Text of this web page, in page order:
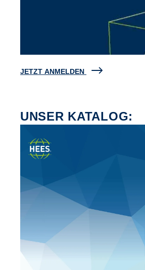
JETZT ANMELDEN
UNSER KATALOG: